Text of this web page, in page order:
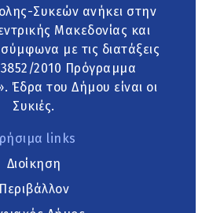
Συκεών ανήκει στην
Μακεδονίας και
με τις διατάξεις
2010 Πρόγραμμα
Έδρα του Δήμου είναι οι
Συκιές.
links
Διοίκηση
Περιβάλλον